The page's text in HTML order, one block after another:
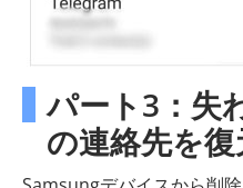
パート3：失
の連絡先を